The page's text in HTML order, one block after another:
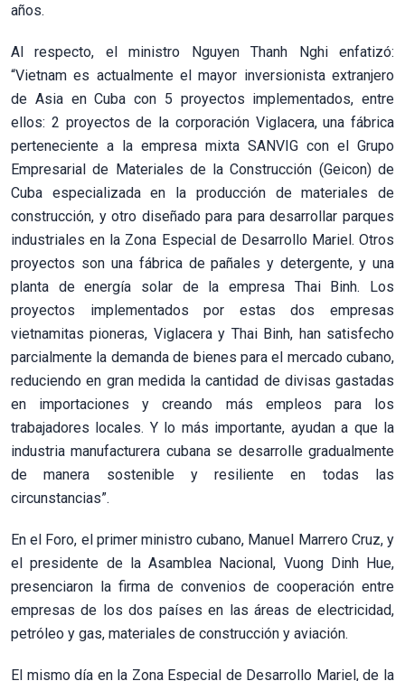
años.
Al respecto, el ministro Nguyen Thanh Nghi enfatizó:
“Vietnam es actualmente el mayor inversionista extranjero
de Asia en Cuba con 5 proyectos implementados, entre
ellos: 2 proyectos de la corporación Viglacera, una fábrica
perteneciente a la empresa mixta SANVIG con el Grupo
Empresarial de Materiales de la Construcción (Geicon) de
Cuba especializada en la producción de materiales de
construcción, y otro diseñado para para desarrollar parques
industriales en la Zona Especial de Desarrollo Mariel. Otros
proyectos son una fábrica de pañales y detergente, y una
planta de energía solar de la empresa Thai Binh. Los
proyectos implementados por estas dos empresas
vietnamitas pioneras, Viglacera y Thai Binh, han satisfecho
parcialmente la demanda de bienes para el mercado cubano,
reduciendo en gran medida la cantidad de divisas gastadas
en importaciones y creando más empleos para los
trabajadores locales. Y lo más importante, ayudan a que la
industria manufacturera cubana se desarrolle gradualmente
de manera sostenible y resiliente en todas las
circunstancias”.
En el Foro, el primer ministro cubano, Manuel Marrero Cruz, y
el presidente de la Asamblea Nacional, Vuong Dinh Hue,
presenciaron la firma de convenios de cooperación entre
empresas de los dos países en las áreas de electricidad,
petróleo y gas, materiales de construcción y aviación.
El mismo día en la Zona Especial de Desarrollo Mariel, de la